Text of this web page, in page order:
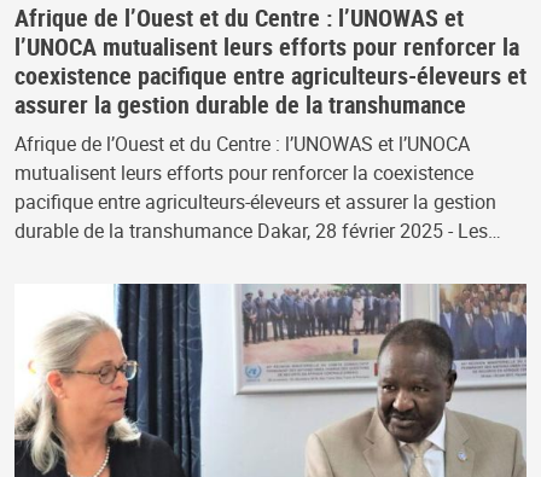
Afrique de l’Ouest et du Centre : l’UNOWAS et
l’UNOCA mutualisent leurs efforts pour renforcer la
coexistence pacifique entre agriculteurs-éleveurs et
assurer la gestion durable de la transhumance
Afrique de l’Ouest et du Centre : l’UNOWAS et l’UNOCA
mutualisent leurs efforts pour renforcer la coexistence
pacifique entre agriculteurs-éleveurs et assurer la gestion
durable de la transhumance Dakar, 28 février 2025 - Les…